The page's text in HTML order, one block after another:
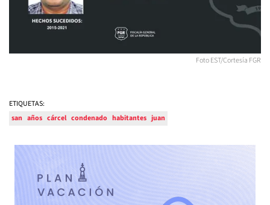
Foto EST/Cortesía FGR
ETIQUETAS:
san años cárcel condenado habitantes juan